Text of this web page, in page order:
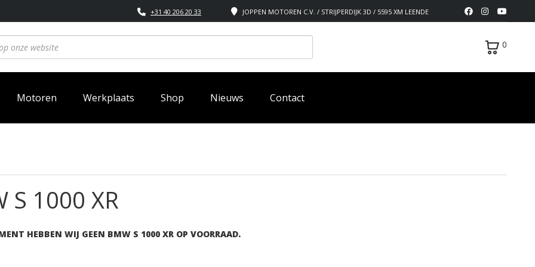
JOPPEN MOTOREN C.V. / STRIJPERDIJK 3D / 5595 XM LEENDE
+31 40 206 20 33
0
Motoren Werkplaats Shop Nieuws Contact
S 1000 XR
HEBBEN WIJ GEEN BMW S 1000 XR OP VOORRAAD.